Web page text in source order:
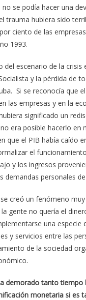
se podía hacer una
trauma hubiera sido
ciento de las
1993.
del escenario de la crisis
y la pérdida de
Si se reconocía que
las empresas y en la
significado un
era posible hacerlo en
que el PIB había caído
el
y los ingresos
demandas personales
creó un fenómeno
gente no quería el
una especie
y servicios entre las
de la sociedad
demorado tanto tiempo
monetaria si es